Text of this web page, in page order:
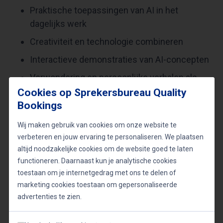
Praktische toepassingen van AI in het
dagelijks werk
Creativiteit en technologie combineren
Interactieve demonstraties van AI-concepten
Verwondering en persoonlijke verhalen als
leerinstrument
Handvatten om AI praktisch toe te passen
Hans Kazàn en Matthijs Akkenaar boeken voor een
inspirerende keynote? Neem nu contact op via het
Sprekershuys voor uw boeking of gastspreker
aanvragen. Dit duo maakt kunstmatige intelligentie
geschikt voor zakelijke events,
Cookies op Sprekersbureau Quality
Bookings
Wij maken gebruik van cookies om onze website te
verbeteren en jouw ervaring te personaliseren. We plaatsen
altijd noodzakelijke cookies om de website goed te laten
functioneren. Daarnaast kun je analytische cookies
toestaan om je internetgedrag met ons te delen of
marketing cookies toestaan om gepersonaliseerde
advertenties te zien.